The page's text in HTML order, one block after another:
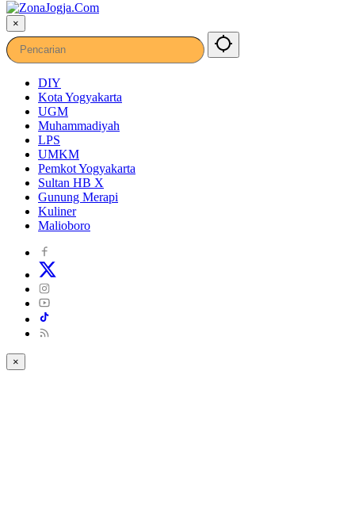
×
DIY
Kota Yogyakarta
UGM
Muhammadiyah
LPS
UMKM
Pemkot Yogyakarta
Sultan HB X
Gunung Merapi
Kuliner
Malioboro
×